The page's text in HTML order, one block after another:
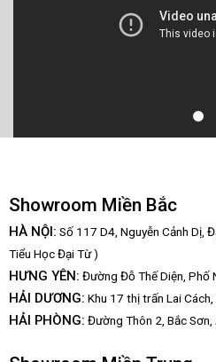
Showroom Miền Bắc
HÀ NỘI: Số 117 D4, Nguyễn Cảnh Dị,
Tiểu Học Đại Từ )
HƯNG YÊN: Đường Đỗ Thế Diện, Phố
HẢI DƯƠNG: Khu 17 thị trấn Lai
HẢI PHÒNG: Đường Thôn 2, Bắc